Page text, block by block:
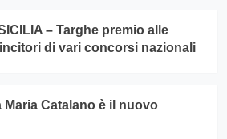
– Targhe premio alle
di vari concorsi nazionali
Maria Catalano è il nuovo